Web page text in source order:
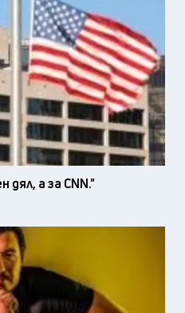
дял, а за CNN."